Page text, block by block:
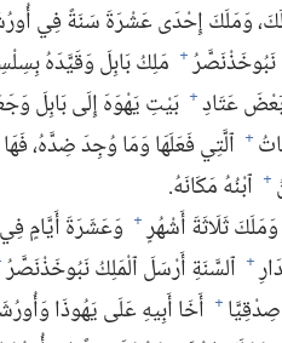
وَمَلَكَ إِحْدَى عَشْرَةَ سَنَةً فِي
نَبُوخَذْنَصَّرُ+ مَلِكُ بَابِلَ وَقَيَّدَهُ
عَتَادِ+ بَيْتِ يَهْوَهَ إِلَى بَابِلَ
+ ٱلَّتِي فَعَلَهَا وَمَا وُجِدَ ضِدَّهُ،‏
+ ٱبْنُهُ مَكَانَهُ.‏
ثَلَاثَةَ أَشْهُرٍ+ وَعَشَرَةَ أَيَّامٍ فِي
+ ٱلسَّنَةِ أَرْسَلَ ٱلْمَلِكُ نَبُوخَذْنَصَّرُ
+ أَخَا أَبِيهِ عَلَى يَهُوذَا